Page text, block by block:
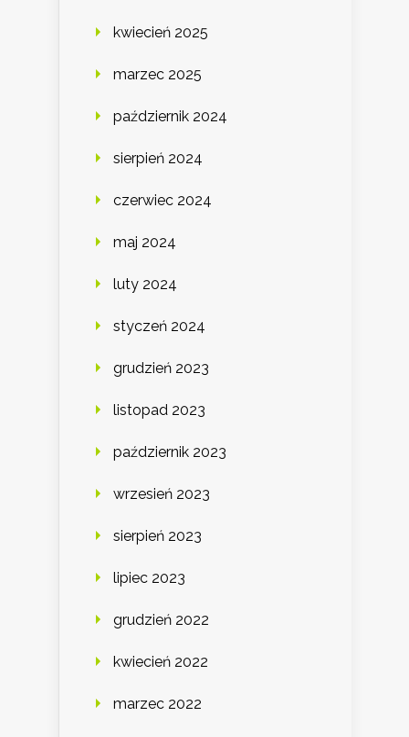
kwiecień 2025
marzec 2025
październik 2024
sierpień 2024
czerwiec 2024
maj 2024
luty 2024
styczeń 2024
grudzień 2023
listopad 2023
październik 2023
wrzesień 2023
sierpień 2023
lipiec 2023
grudzień 2022
kwiecień 2022
marzec 2022